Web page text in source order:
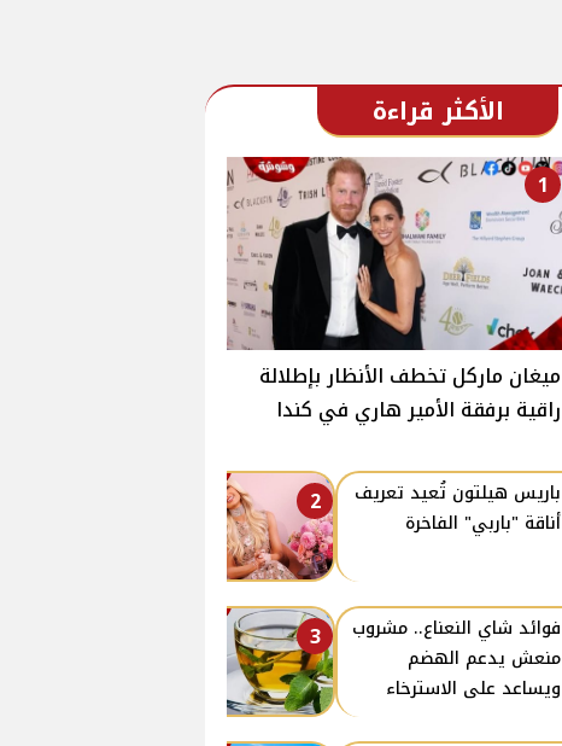
الأكثر قراءة
1
ميغان ماركل تخطف الأنظار بإطلالة
راقية برفقة الأمير هاري في كندا
2
باريس هيلتون تُعيد تعريف
أناقة "باربي" الفاخرة
3
فوائد شاي النعناع.. مشروب
منعش يدعم الهضم
ويساعد على الاسترخاء